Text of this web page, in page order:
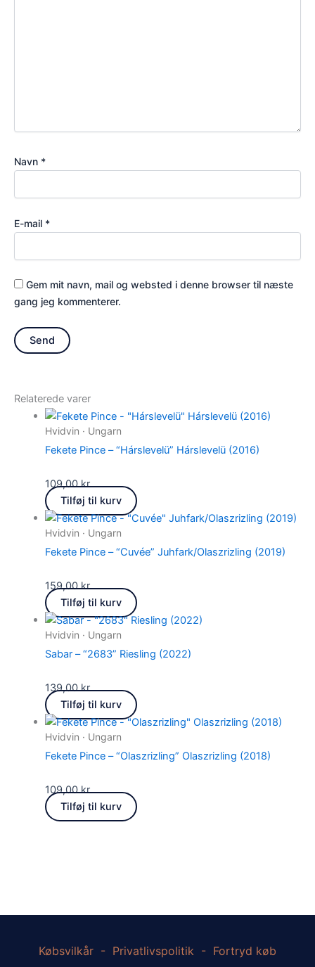
Navn *
E-mail *
Gem mit navn, mail og websted i denne browser til næste
gang jeg kommenterer.
Relaterede varer
Hvidvin · Ungarn
Fekete Pince – “Hárslevelü” Hárslevelü (2016)
109,00kr.
Tilføj til kurv
Hvidvin · Ungarn
Fekete Pince – “Cuvée” Juhfark/Olaszrizling (2019)
159,00kr.
Tilføj til kurv
Hvidvin · Ungarn
Sabar – “2683” Riesling (2022)
139,00kr.
Tilføj til kurv
Hvidvin · Ungarn
Fekete Pince – “Olaszrizling” Olaszrizling (2018)
109,00kr.
Tilføj til kurv
Købsvilkår - Privatlivspolitik - Fortryd køb